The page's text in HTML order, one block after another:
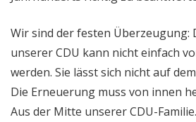
Wir sind der festen Überzeugung:
unserer CDU kann nicht einfach
werden. Sie lässt sich nicht auf
Die Erneuerung muss von innen
Aus der Mitte unserer CDU-